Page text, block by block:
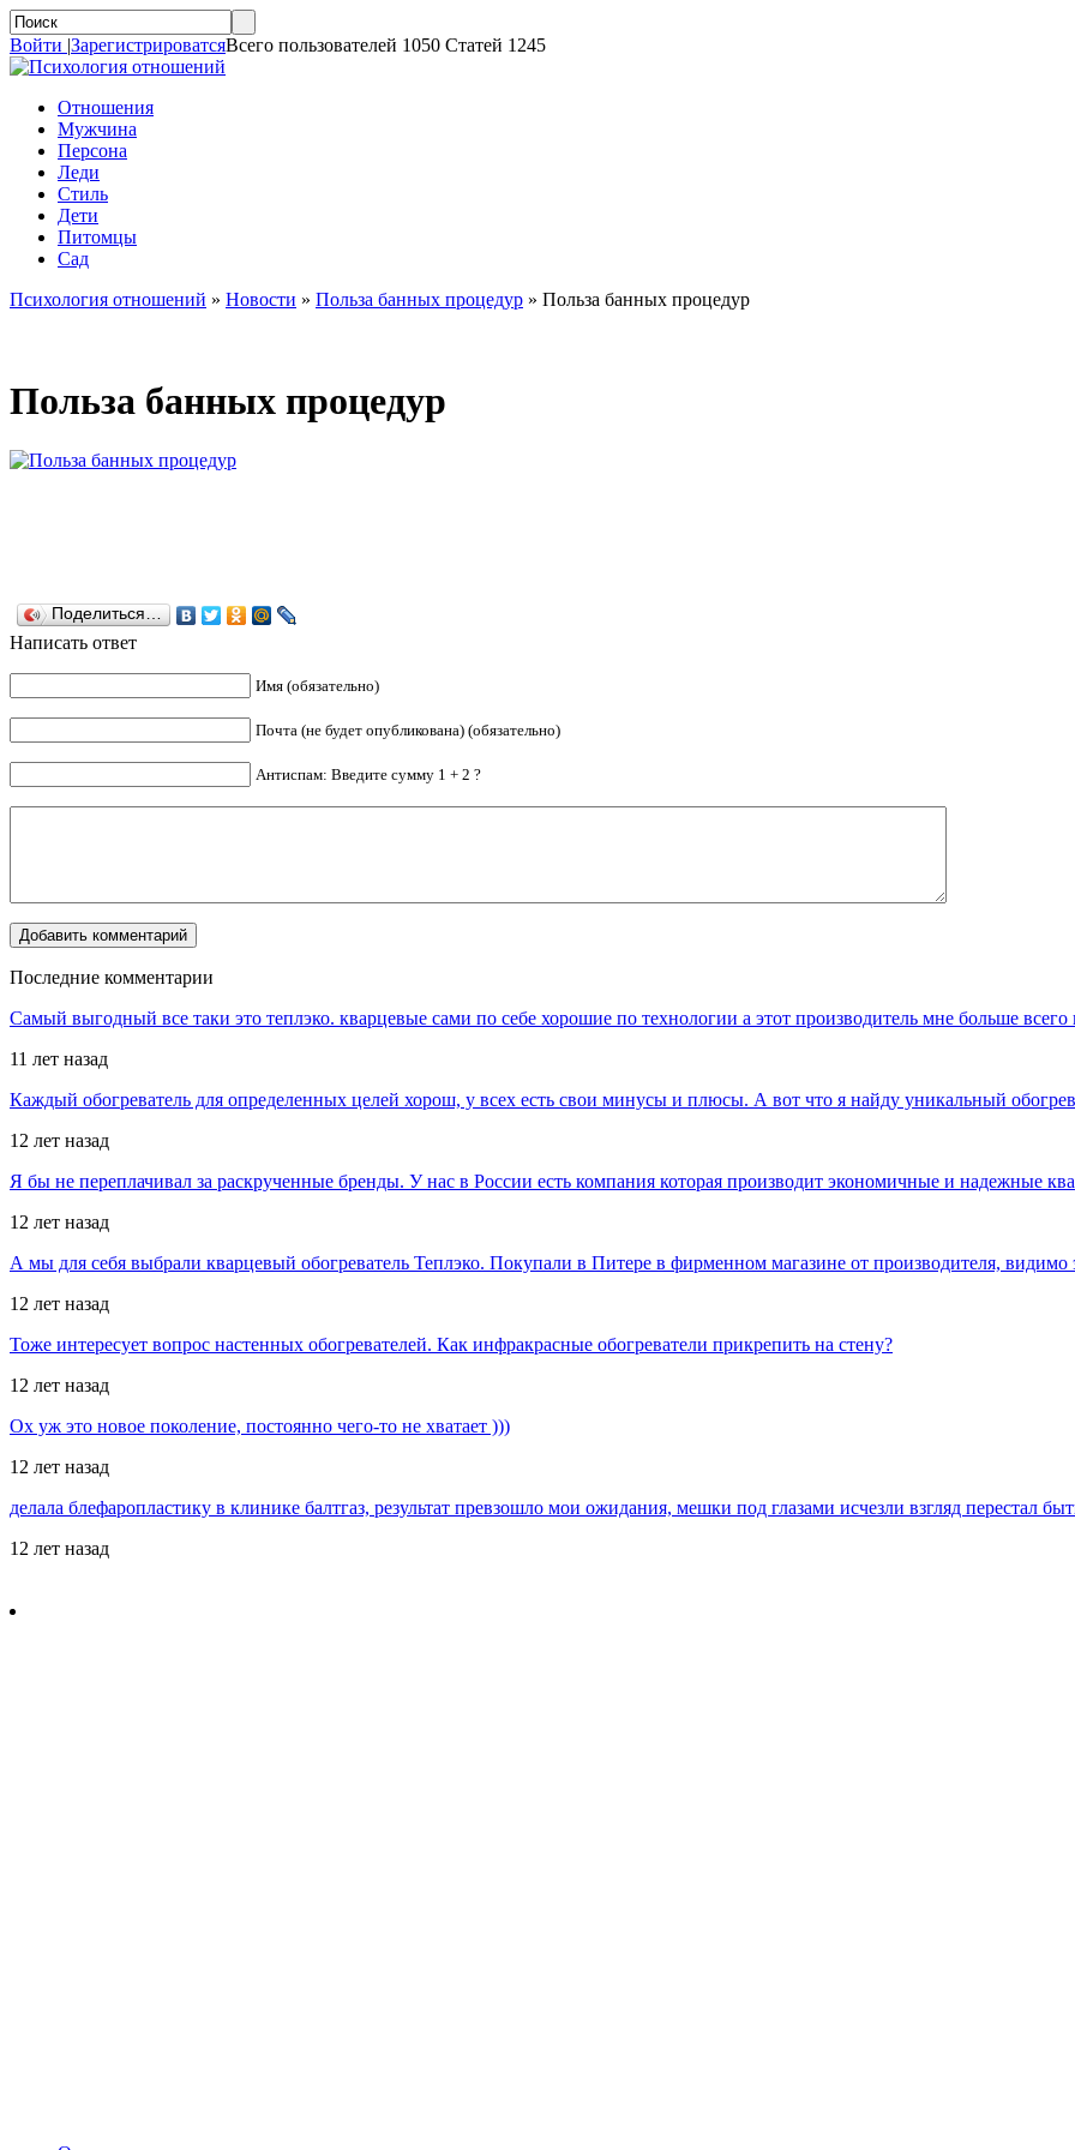
Войти |ЗарегистрироватсяВсего пользователей 1050 Статей 1245
Отношения
Мужчина
Персона
Леди
Стиль
Дети
Питомцы
Сад
Психология отношений » Новости » Польза банных процедур » Польза банных процедур
Польза банных процедур
Поделиться…
Написать ответ
Имя (обязательно)
Почта (не будет опубликована) (обязательно)
Антиспам: Введите сумму 1 + 2 ?
Последние комментарии
Самый выгодный все таки это теплэко. кварцевые сами по себе хорошие по технологии а этот производитель мне больше
11 лет назад
Каждый обогреватель для определенных целей хорош, у всех есть свои минусы и плюсы. А вот что я найду уникальный
12 лет назад
Я бы не переплачивал за раскрученные бренды. У нас в России есть компания которая производит экономичные и надежные
12 лет назад
А мы для себя выбрали кварцевый обогреватель Теплэко. Покупали в Питере в фирменном магазине от производителя, видимо
12 лет назад
Тоже интересует вопрос настенных обогревателей. Как инфракрасные обогреватели прикрепить на стену?
12 лет назад
Ох уж это новое поколение, постоянно чего-то не хватает )))
12 лет назад
делала блефаропластику в клинике балтгаз, результат превзошло мои ожидания, мешки под глазами исчезли взгляд перестал
12 лет назад